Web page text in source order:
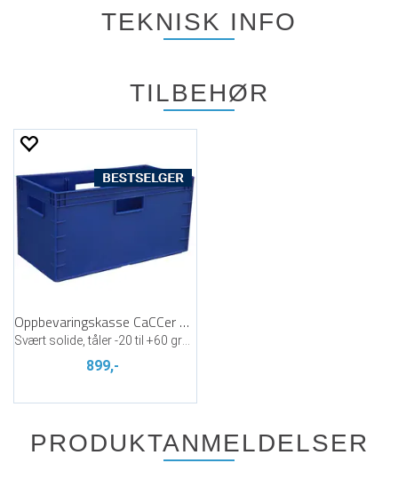
TEKNISK INFO
TILBEHØR
Oppbevaringskasse CaCCer Blå
899,-
PRODUKTANMELDELSER